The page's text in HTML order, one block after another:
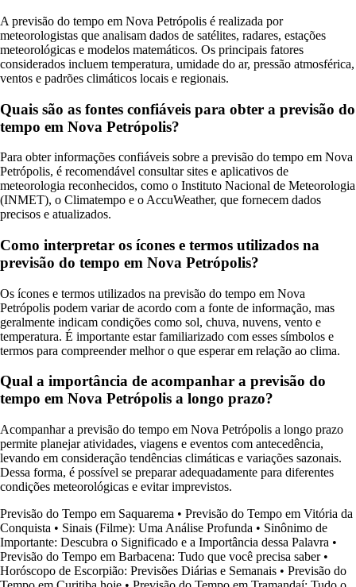
A previsão do tempo em Nova Petrópolis é realizada por
meteorologistas que analisam dados de satélites, radares, estações
meteorológicas e modelos matemáticos. Os principais fatores
considerados incluem temperatura, umidade do ar, pressão atmosférica,
ventos e padrões climáticos locais e regionais.
Quais são as fontes confiáveis para obter a previsão do
tempo em Nova Petrópolis?
Para obter informações confiáveis sobre a previsão do tempo em Nova
Petrópolis, é recomendável consultar sites e aplicativos de
meteorologia reconhecidos, como o Instituto Nacional de Meteorologia
(INMET), o Climatempo e o AccuWeather, que fornecem dados
precisos e atualizados.
Como interpretar os ícones e termos utilizados na
previsão do tempo em Nova Petrópolis?
Os ícones e termos utilizados na previsão do tempo em Nova
Petrópolis podem variar de acordo com a fonte de informação, mas
geralmente indicam condições como sol, chuva, nuvens, vento e
temperatura. É importante estar familiarizado com esses símbolos e
termos para compreender melhor o que esperar em relação ao clima.
Qual a importância de acompanhar a previsão do
tempo em Nova Petrópolis a longo prazo?
Acompanhar a previsão do tempo em Nova Petrópolis a longo prazo
permite planejar atividades, viagens e eventos com antecedência,
levando em consideração tendências climáticas e variações sazonais.
Dessa forma, é possível se preparar adequadamente para diferentes
condições meteorológicas e evitar imprevistos.
Previsão do Tempo em Saquarema • Previsão do Tempo em Vitória da
Conquista • Sinais (Filme): Uma Análise Profunda • Sinônimo de
Importante: Descubra o Significado e a Importância dessa Palavra •
Previsão do Tempo em Barbacena: Tudo que você precisa saber•
Horóscopo de Escorpião: Previsões Diárias e Semanais • Previsão do